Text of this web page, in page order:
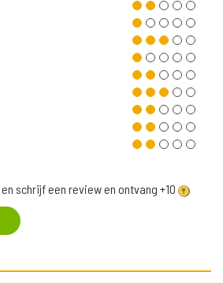
en schrijf een review en ontvang +10